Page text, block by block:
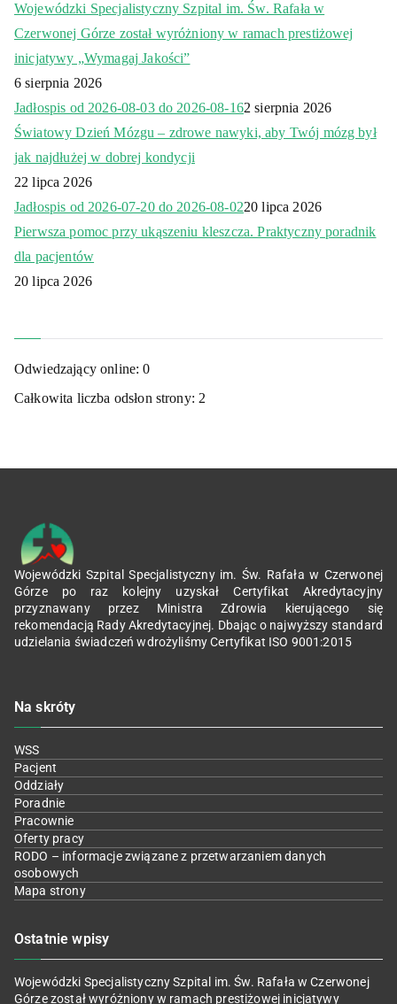
Wojewódzki Specjalistyczny Szpital im. Św. Rafała w
Czerwonej Górze został wyróżniony w ramach prestiżowej
inicjatywy „Wymagaj Jakości”
6 sierpnia 2026
Jadłospis od 2026-08-03 do 2026-08-162 sierpnia 2026
Światowy Dzień Mózgu – zdrowe nawyki, aby Twój mózg był
jak najdłużej w dobrej kondycji
22 lipca 2026
Jadłospis od 2026-07-20 do 2026-08-0220 lipca 2026
Pierwsza pomoc przy ukąszeniu kleszcza. Praktyczny poradnik
dla pacjentów
20 lipca 2026
Odwiedzający online:0
Całkowita liczba odsłon strony: 2
Wojewódzki Szpital Specjalistyczny im. Św. Rafała w Czerwonej
Górze po raz kolejny uzyskał Certyfikat Akredytacyjny
przyznawany przez Ministra Zdrowia kierującego się
rekomendacją Rady Akredytacyjnej. Dbając o najwyższy standard
udzielania świadczeń wdrożyliśmy Certyfikat ISO 9001:2015
Na skróty
WSS
Pacjent
Oddziały
Poradnie
Pracownie
Oferty pracy
RODO – informacje związane z przetwarzaniem danych
osobowych
Mapa strony
Ostatnie wpisy
Wojewódzki Specjalistyczny Szpital im. Św. Rafała w Czerwonej
Górze został wyróżniony w ramach prestiżowej inicjatywy